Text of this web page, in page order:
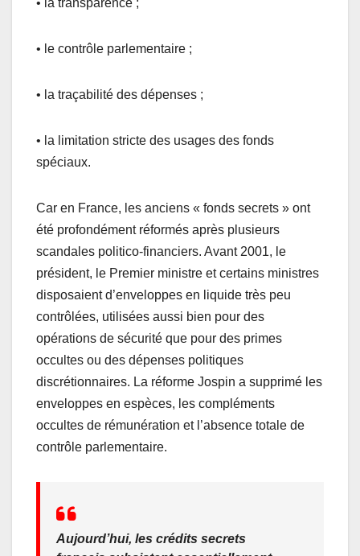
• la transparence ;
• le contrôle parlementaire ;
• la traçabilité des dépenses ;
• la limitation stricte des usages des fonds
spéciaux.
Car en France, les anciens « fonds secrets » ont
été profondément réformés après plusieurs
scandales politico-financiers. Avant 2001, le
président, le Premier ministre et certains ministres
disposaient d’enveloppes en liquide très peu
contrôlées, utilisées aussi bien pour des
opérations de sécurité que pour des primes
occultes ou des dépenses politiques
discrétionnaires. La réforme Jospin a supprimé les
enveloppes en espèces, les compléments
occultes de rémunération et l’absence totale de
contrôle parlementaire.
Aujourd’hui, les crédits secrets